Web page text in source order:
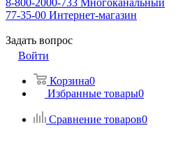
8-800-2000-733 Многоканальный
77-35-00 Интернет-магазин
Задать вопрос
Войти
Корзина0
Избранные товары0
Сравнение товаров0